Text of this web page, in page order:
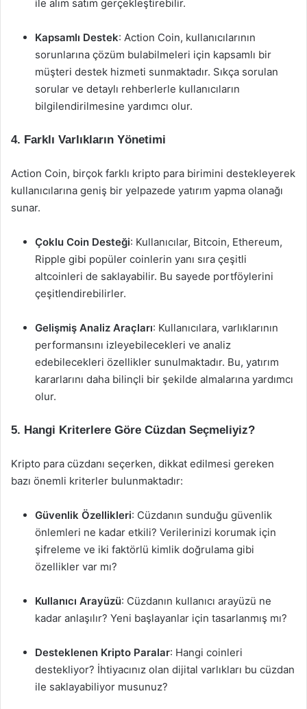
ile alım satım gerçekleştirebilir.
Kapsamlı Destek: Action Coin, kullanıcılarının
sorunlarına çözüm bulabilmeleri için kapsamlı bir
müşteri destek hizmeti sunmaktadır. Sıkça sorulan
sorular ve detaylı rehberlerle kullanıcıların
bilgilendirilmesine yardımcı olur.
4. Farklı Varlıkların Yönetimi
Action Coin, birçok farklı kripto para birimini destekleyerek
kullanıcılarına geniş bir yelpazede yatırım yapma olanağı
sunar.
Çoklu Coin Desteği: Kullanıcılar, Bitcoin, Ethereum,
Ripple gibi popüler coinlerin yanı sıra çeşitli
altcoinleri de saklayabilir. Bu sayede portföylerini
çeşitlendirebilirler.
Gelişmiş Analiz Araçları: Kullanıcılara, varlıklarının
performansını izleyebilecekleri ve analiz
edebilecekleri özellikler sunulmaktadır. Bu, yatırım
kararlarını daha bilinçli bir şekilde almalarına yardımcı
olur.
5. Hangi Kriterlere Göre Cüzdan Seçmeliyiz?
Kripto para cüzdanı seçerken, dikkat edilmesi gereken
bazı önemli kriterler bulunmaktadır:
Güvenlik Özellikleri: Cüzdanın sunduğu güvenlik
önlemleri ne kadar etkili? Verilerinizi korumak için
şifreleme ve iki faktörlü kimlik doğrulama gibi
özellikler var mı?
Kullanıcı Arayüzü: Cüzdanın kullanıcı arayüzü ne
kadar anlaşılır? Yeni başlayanlar için tasarlanmış mı?
Desteklenen Kripto Paralar: Hangi coinleri
destekliyor? İhtiyacınız olan dijital varlıkları bu cüzdan
ile saklayabiliyor musunuz?